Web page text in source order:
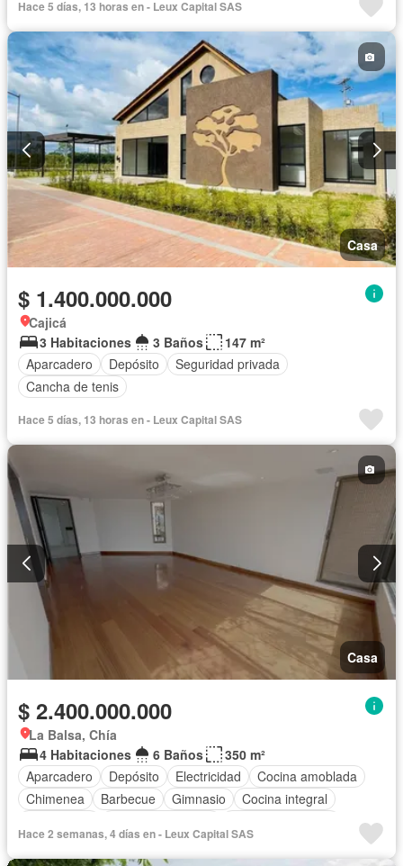
Hace 5 días, 13 horas en - Leux Capital SAS
Casa
$ 1.400.000.000
Cajicá
3 Habitaciones
3 Baños
147 m²
Aparcadero
Depósito
Seguridad privada
Cancha de tenis
Hace 5 días, 13 horas en - Leux Capital SAS
Casa
$ 2.400.000.000
La Balsa, Chía
4 Habitaciones
6 Baños
350 m²
Aparcadero
Depósito Electricidad
Cocina amoblada
Chimenea
Barbecue Gimnasio
Cocina integral
Cancha de tenis
Agua
Hace 2 semanas, 4 días en - Leux Capital SAS